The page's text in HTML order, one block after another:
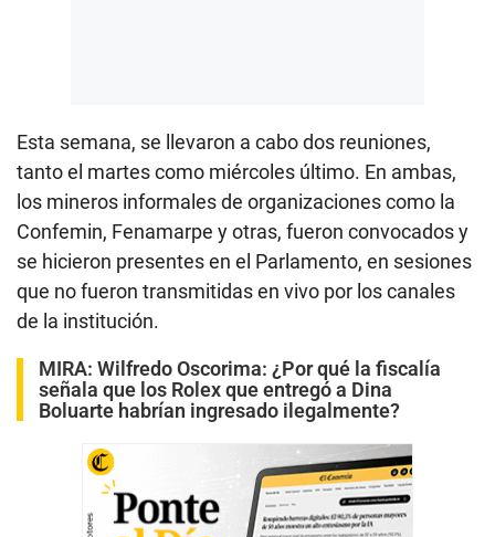
Esta semana, se llevaron a cabo dos reuniones,
tanto el martes como miércoles último. En ambas,
los mineros informales de organizaciones como la
Confemin, Fenamarpe y otras, fueron convocados y
se hicieron presentes en el Parlamento, en sesiones
que no fueron transmitidas en vivo por los canales
de la institución.
MIRA: Wilfredo Oscorima: ¿Por qué la fiscalía
señala que los Rolex que entregó a Dina
Boluarte habrían ingresado ilegalmente?